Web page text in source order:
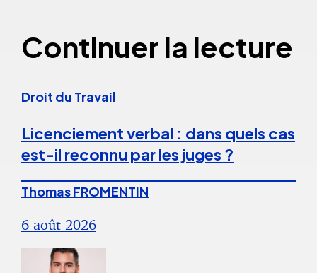
Continuer la lecture
Droit du Travail
Licenciement verbal : dans quels cas
est-il reconnu par les juges ?
Thomas FROMENTIN
6 août 2026